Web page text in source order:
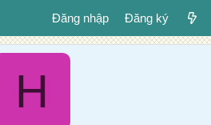
Đăng nhập Đăng ký
H